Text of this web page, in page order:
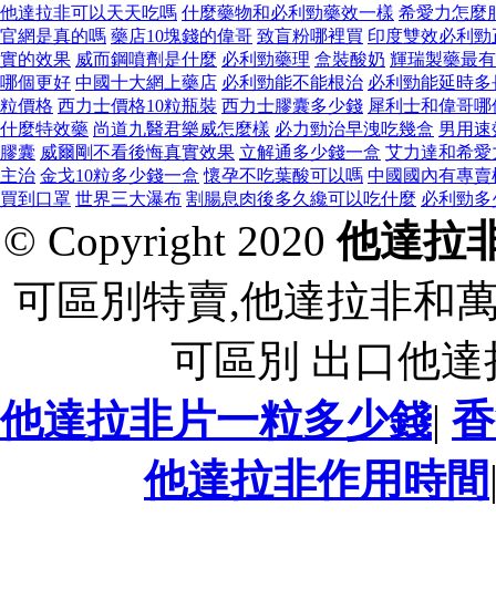
他達拉非可以天天吃嗎 什麼藥物和必利勁藥效一樣 希愛力怎麼
官網是真的嗎 藥店10塊錢的偉哥 致盲粉哪裡買 印度雙效必利
實的效果 威而鋼噴劑是什麼 必利勁藥理 盒裝酸奶 輝瑞製藥最
哪個更好 中國十大網上藥店 必利勁能不能根治 必利勁能延時多
粒價格 西力士價格10粒瓶裝 西力士膠囊多少錢 犀利士和偉哥哪
什麼特效藥 尚道九醫君樂威怎麼樣 必力勁治早洩吃幾盒 男用
膠囊 威爾剛不看後悔真實效果 立解通多少錢一盒 艾力達和希愛
主治 金戈10粒多少錢一盒 懷孕不吃葉酸可以嗎 中國國內有專
買到口罩 世界三大瀑布 割腸息肉後多久纔可以吃什麼 必利勁
© Copyright 2020他達拉
可區別特賣,他達拉非和
可區別 出口他
他達拉非片一粒多少錢|
他達拉非作用時間